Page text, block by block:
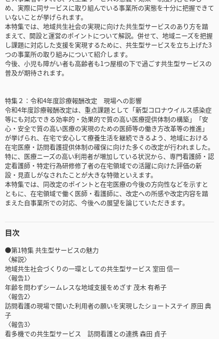
め、実際に同サービスに取り組んでいる事業所の実態を十分に把握できて
いないことが挙げられます。
本特集では、地域共生社会の実現に向けた共生型サービスのあり方を踏
まえて、開設と運営のポイントについて解説。併せて、地域ニーズを把握
し課題に対応した支援を実現するために、共生型サービスを立ち上げた3
つの事業所の取り組みについて紹介します。
今後、小児も障がい者も高齢者も1つ屋根の下で過ごす共生型サービスの
普及が期待されます。
特集２：令和4年度診療報酬改定 現場への影響
令和4年度診療報酬改定は、重点課題として「新型コロナウイルス感染症
等にも対応できる効率的・効果的で質の高い医療提供体制の構築」「安
心・安全で質の高い医療の実現のための医師等の働き方改革等の推進」
が挙げられ、在宅で安心して療養生活を継続できるよう、地域における
在宅医療・訪問看護提供体制の確保に向けた多くの改定が行われました。
特に、医療ニーズの高い利用者が増加している状況から、専門看護師・認
定看護師・特定行為研修修了者の在宅領域での活躍に向けた評価の新
設・見直しがなされたことが大きな特徴といえます。
本特集では、同改定のポイントと在宅医療の今後の方向性などを示すと
ともに、在宅領域で働く医師・看護師に、改定への所感や改定内容を踏
まえた自事業所での対応、今後への展望を論じていただきます。
目次
●第1特集 共生型サービスの魅力
〈解説〉
地域共生社会づくりの一環としての共生型サービス 室田 信一
〈報告1〉
年齢を問わずシームレスな地域支援をめざす 茂木 有希子
〈報告2〉
訪問看護の現場で聞いた利用者の願いを実現したショートステイ 原田 典
子
〈報告3〉
看多機での共生型サービス 訪問看護との連携 森田 貞子